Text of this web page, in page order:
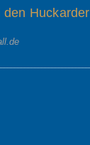
Huckarder